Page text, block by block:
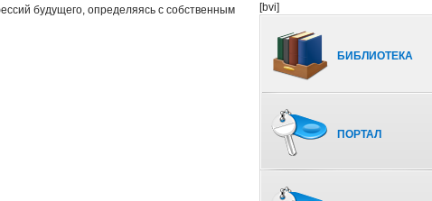
будущего, определяясь с собственным
[bvi]
БИБЛИОТЕКА
ПОРТАЛ